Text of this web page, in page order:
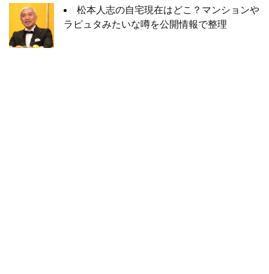
松本人志の自宅現在はどこ？マンションや
ラピュタみたいな噂を公開情報で整理